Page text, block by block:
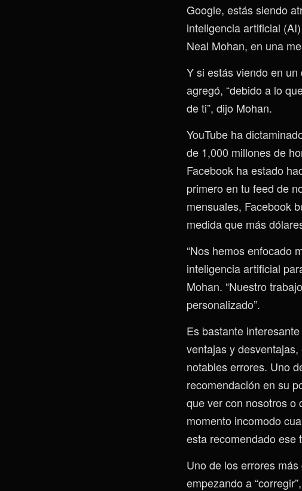
Google, estás siendo
inteligencia artificial
Neal Mohan, en una
Y si estás viendo en
agregó, “debido a lo
de ti”, dijo Mohan.
YouTube ha
de 1,000 millones de
Facebook ha estado
primero en tu feed de
mensuales, Facebook
medida que más
“Nos hemos enfocado
inteligencia artificial
Mohan. “Nuestro
personalizado”.
Es bastante
ventajas y
notables errores. Uno
recomendación en su
que ver con nosotros
momento incomodo
esta recomendado ese
Uno de los errores
empezando a